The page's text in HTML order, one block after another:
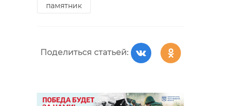
памятник
Поделиться статьей: